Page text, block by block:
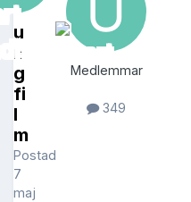
u
n
g
fi
l
m
Postad
7
maj
Medlemmar
349